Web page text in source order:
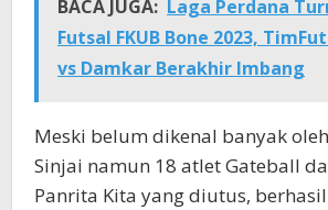
BACA JUGA: Laga Perdana
Futsal FKUB Bone 2023,
vs Damkar Berakhir Imbang
Meski belum dikenal banyak
Sinjai namun 18 atlet Gateball
Panrita Kita yang diutus,